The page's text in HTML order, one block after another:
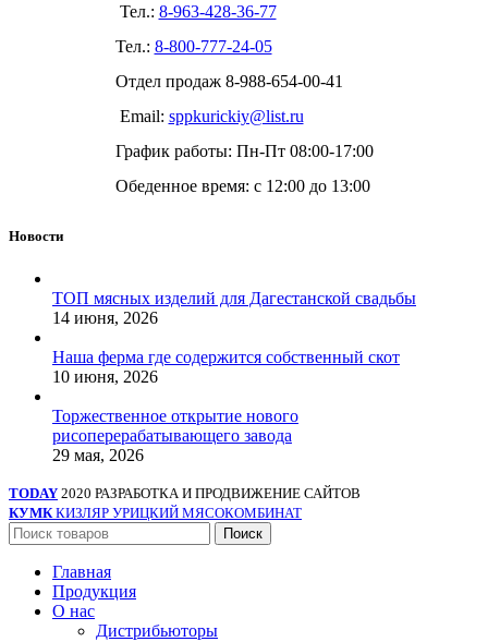
Тел.: 8-963-428-36-77
Тел.: 8-800-777-24-05
Отдел продаж 8-988-654-00-41
Email: sppkurickiy@list.ru
График работы: Пн-Пт 08:00-17:00
Обеденное время: с 12:00 до 13:00
Новости
ТОП мясных изделий для Дагестанской свадьбы
14 июня, 2026
Наша ферма где содержится собственный скот
10 июня, 2026
Торжественное открытие нового
рисоперерабатывающего завода
29 мая, 2026
TODAY 2020 РАЗРАБОТКА И ПРОДВИЖЕНИЕ САЙТОВ
КУМК КИЗЛЯР УРИЦКИЙ МЯСОКОМБИНАТ
Поиск
Главная
Продукция
О нас
Дистрибьюторы